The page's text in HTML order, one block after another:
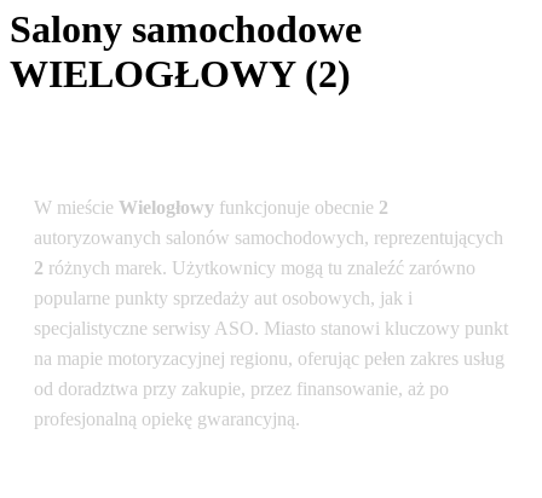
Salony samochodowe
WIELOGŁOWY (2)
W mieście Wielogłowy funkcjonuje obecnie 2
autoryzowanych salonów samochodowych, reprezentujących
2 różnych marek. Użytkownicy mogą tu znaleźć zarówno
popularne punkty sprzedaży aut osobowych, jak i
specjalistyczne serwisy ASO. Miasto stanowi kluczowy punkt
na mapie motoryzacyjnej regionu, oferując pełen zakres usług
od doradztwa przy zakupie, przez finansowanie, aż po
profesjonalną opiekę gwarancyjną.